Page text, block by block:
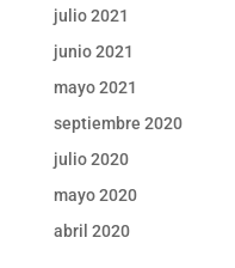
julio 2021
junio 2021
mayo 2021
septiembre 2020
julio 2020
mayo 2020
abril 2020